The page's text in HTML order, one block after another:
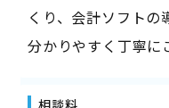
くり、会計ソフトの
分かりやすく丁寧に
相談料